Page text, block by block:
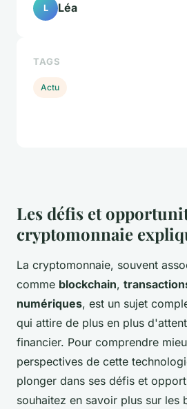
Les défis et
cryptomonnaie
La cryptomonnaie, souvent
comme blockchain,
numériques, est un sujet
qui attire de plus en plus
financier. Pour comprendre
perspectives de cette
plonger dans ses défis et
souhaitez en savoir plus sur les
L Léa
TAGS
Actu